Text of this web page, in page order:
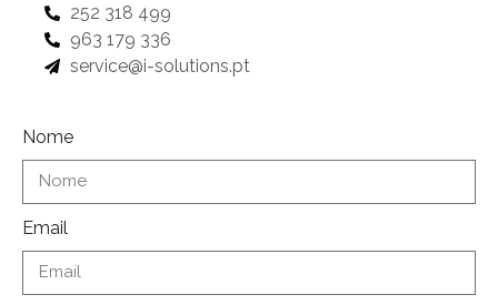
252 318 499
963 179 336
service@i-solutions.pt
Nome
Email